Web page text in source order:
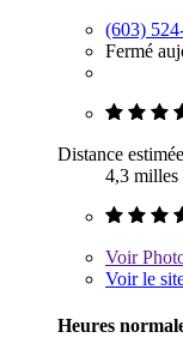
(603)
Fermé
Distance estimée
4,3 milles
Voir
Voir le
Heures